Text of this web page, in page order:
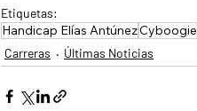
Etiquetas:
Handicap Elías AntúnezCyboogie
Carreras Últimas Noticias